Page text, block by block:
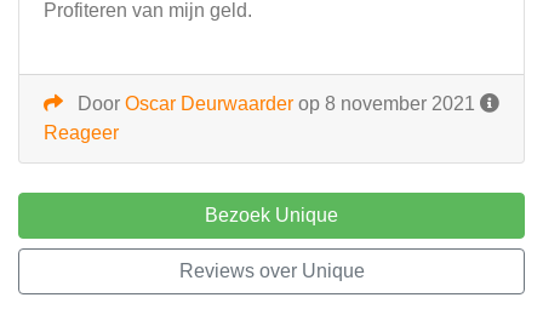
Profiteren van mijn geld.
Door Oscar Deurwaarder op 8 november 2021
Reageer
Bezoek Unique
Reviews over Unique